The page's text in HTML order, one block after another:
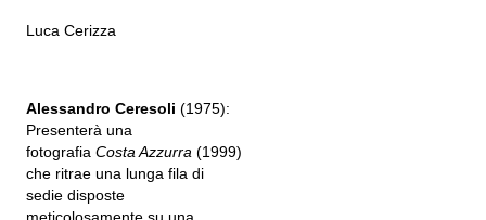
Luca Cerizza
Alessandro Ceresoli (1975):
Presenterà una
fotografia Costa Azzurra (1999)
che ritrae una lunga fila di
sedie disposte